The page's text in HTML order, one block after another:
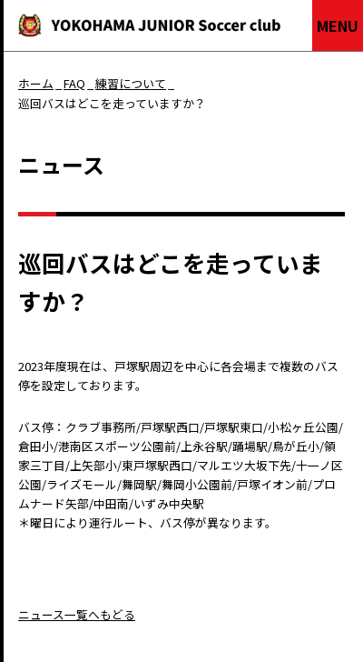
MENU
ホーム FAQ
練習について
巡回バスはどこを走っていますか？
ニュース
巡回バスはどこを走っていま
すか？
2023年度現在は、戸塚駅周辺を中心に各会場まで複数のバス
停を設定しております。
バス停：クラブ事務所/戸塚駅西口/戸塚駅東口/小松ヶ丘公園/
倉田小/港南区スポーツ公園前/上永谷駅/踊場駅/鳥が丘小/領
家三丁目/上矢部小/東戸塚駅西口/マルエツ大坂下先/十一ノ区
公園/ライズモール/舞岡駅/舞岡小公園前/戸塚イオン前/プロ
ムナード矢部/中田南/いずみ中央駅
＊曜日により運行ルート、バス停が異なります。
ニュース一覧へもどる